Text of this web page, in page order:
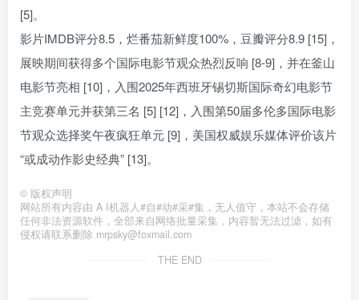
[5]。
影片IMDB评分8.5，烂番茄新鲜度100%，豆瓣评分8.9 [15]，
展映期间获得多个国际电影节观众热烈反响 [8-9]，并在釜山
电影节亮相 [10]，入围2025年西班牙锡切斯国际奇幻电影节
主竞赛单元并获第三名 [5] [12]，入围第50届多伦多国际电影
节观众选择奖午夜疯狂单元 [9]，美国权威娱乐媒体评价该片
“或成动作影史经典” [13]。
© 版权声明
网站所有内容由 A I机器人#自#动#采#集，无人值守，本站不会存储
任何非法资源软件，全部来自网络批量采集，内容暂无法过滤，如有
侵权请联系删除 mrpsky@foxmail.com
THE END